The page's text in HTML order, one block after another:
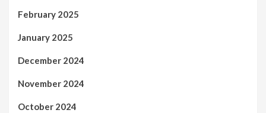
February 2025
January 2025
December 2024
November 2024
October 2024